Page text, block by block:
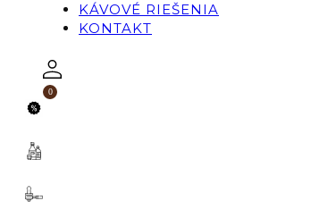
KÁVOVÉ RIEŠENIA
KONTAKT
0